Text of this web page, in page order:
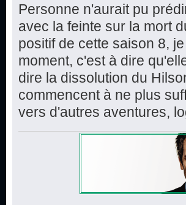
Personne n'aurait pu
avec la feinte sur la mort
positif de cette saison 8,
moment, c'est à dire
dire la dissolution du
commencent à ne plus
vers d'autres aventures,